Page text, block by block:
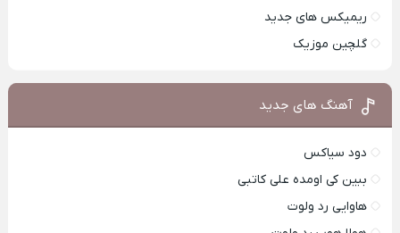
ریمیکس های جدید
گلچین موزیک
آهنگ های جدید
دود سیاکس
ببین کی اومده علی کاتبی
هاوایی رد ولوت